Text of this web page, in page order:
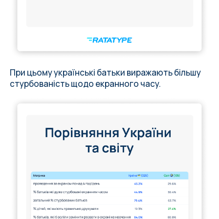
При цьому українські батьки виражають більшу
стурбованість щодо екранного часу.